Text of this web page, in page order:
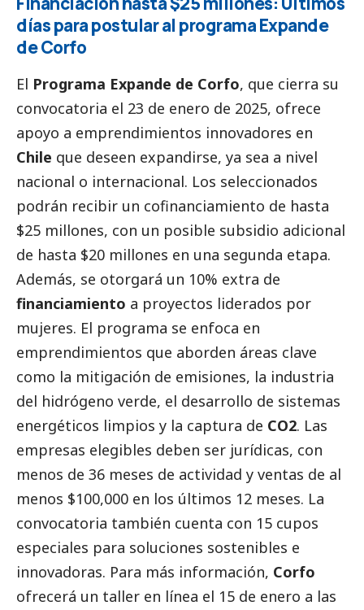
días para postular al programa Expande
de Corfo
El Programa Expande de Corfo, que cierra su
convocatoria el 23 de enero de 2025, ofrece
apoyo a emprendimientos innovadores en
Chile que deseen expandirse, ya sea a nivel
nacional o internacional. Los seleccionados
podrán recibir un cofinanciamiento de hasta
$25 millones, con un posible subsidio adicional
de hasta $20 millones en una segunda etapa.
Además, se otorgará un 10% extra de
financiamiento a proyectos liderados por
mujeres. El programa se enfoca en
emprendimientos que aborden áreas clave
como la mitigación de emisiones, la industria
del hidrógeno verde, el desarrollo de sistemas
energéticos limpios y la captura de CO2. Las
empresas elegibles deben ser jurídicas, con
menos de 36 meses de actividad y ventas de al
menos $100,000 en los últimos 12 meses. La
convocatoria también cuenta con 15 cupos
especiales para soluciones sostenibles e
innovadoras. Para más información, Corfo
ofrecerá un taller en línea el 15 de enero a las